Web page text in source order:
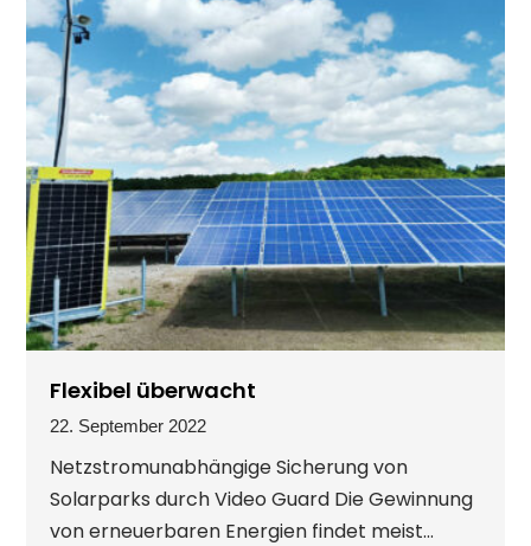
Flexibel überwacht
22. September 2022
Netzstromunabhängige Sicherung von
Solarparks durch Video Guard Die Gewinnung
von erneuerbaren Energien findet meist...